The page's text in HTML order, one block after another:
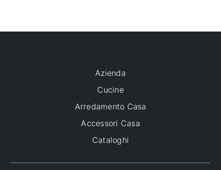
Azienda
Cucine
Arredamento Casa
Accessori Casa
Cataloghi